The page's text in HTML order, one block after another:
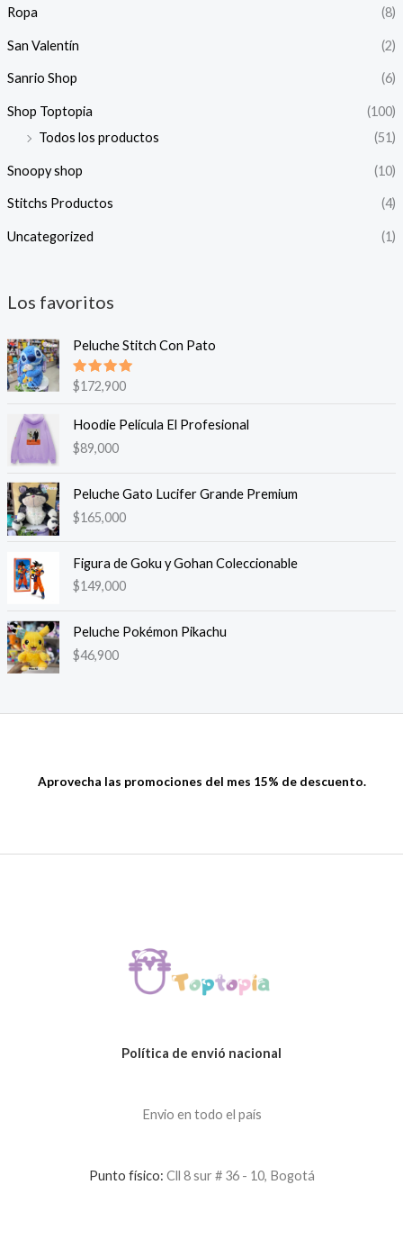
Ropa (8)
San Valentín (2)
Sanrio Shop (6)
Shop Toptopia
(100)
Todos los productos
(51)
Snoopy shop (10)
Stitchs Productos (4)
Uncategorized (1)
Los favoritos
Peluche Stitch Con Pato
Valorado
en
5.00
$172,900
Hoodie Película El Profesional
$89,000
Peluche Gato Lucifer Grande Premium
$165,000
Figura de Goku y Gohan Coleccionable
$149,000
Peluche Pokémon Pikachu
$46,900
Aprovecha las promociones del mes 15% de descuento.
Política de envió nacional
Envio en todo el país
Punto físico: Cll 8 sur # 36 - 10, Bogotá